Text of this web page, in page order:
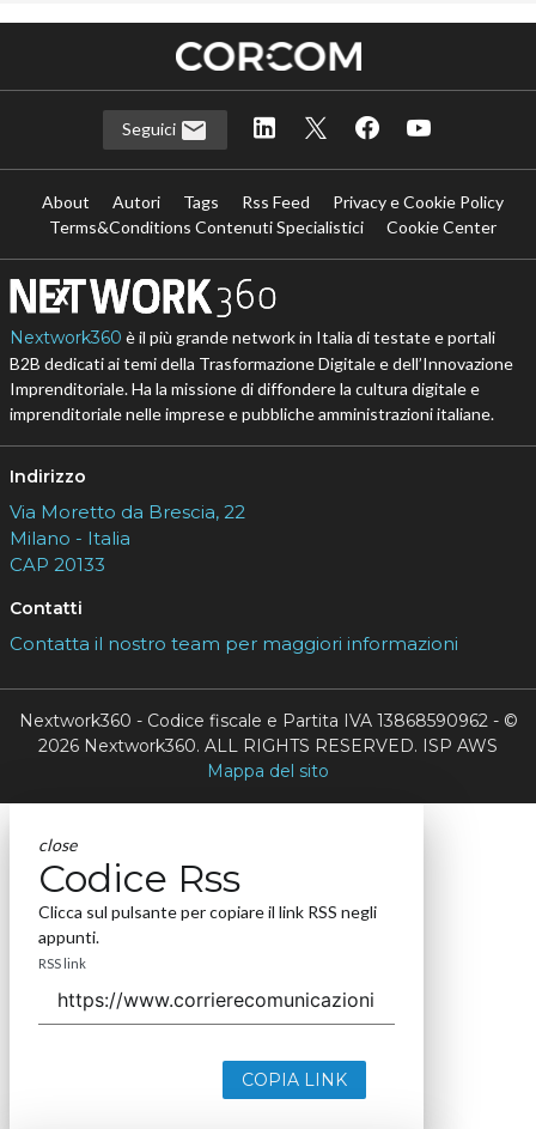
Seguici
About Autori Tags Rss Feed
Privacy e Cookie Policy
Terms&Conditions Contenuti Specialistici
Cookie Center
Nextwork360 è il più grande network in Italia di testate e portali
B2B dedicati ai temi della Trasformazione Digitale e dell’Innovazione
Imprenditoriale. Ha la missione di diffondere la cultura digitale e
imprenditoriale nelle imprese e pubbliche amministrazioni italiane.
Indirizzo
Via Moretto da Brescia, 22
Milano - Italia
CAP 20133
Contatti
Contatta il nostro team per maggiori informazioni
Nextwork360 - Codice fiscale e Partita IVA 13868590962 - ©
2026 Nextwork360. ALL RIGHTS RESERVED. ISP AWS
Mappa del sito
close
Codice Rss
Clicca sul pulsante per copiare il link RSS negli
appunti.
RSS link
COPIA LINK